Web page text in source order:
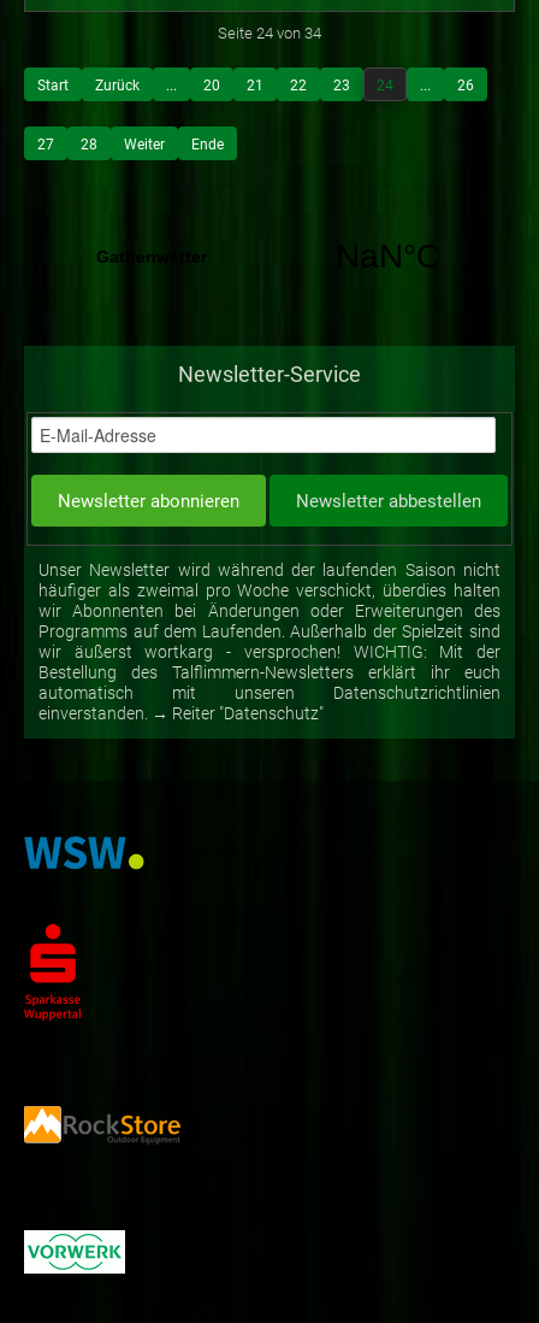
Seite 24 von 34
Start Zurück ... 20 21 22 23 24 ... 26
27 28 Weiter Ende
Newsletter-Service
Unser Newsletter wird während der laufenden Saison nicht
häufiger als zweimal pro Woche verschickt, überdies halten
wir Abonnenten bei Änderungen oder Erweiterungen des
Programms auf dem Laufenden. Außerhalb der Spielzeit sind
wir äußerst wortkarg - versprochen! WICHTIG: Mit der
Bestellung des Talflimmern-Newsletters erklärt ihr euch
automatisch mit unseren Datenschutzrichtlinien
einverstanden. → Reiter "Datenschutz"